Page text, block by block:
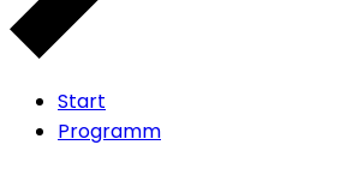
Start
Programm